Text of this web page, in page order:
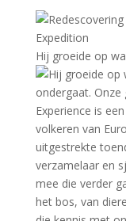
Hij groeide op